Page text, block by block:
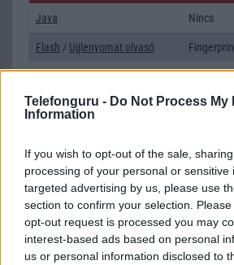
Telefonguru - Do Not Process My
Information
If you wish to opt-out of the sale,
processing of your personal or sensitive
targeted advertising by us, please use
section to confirm your selection.
opt-out request is processed you may
interest-based ads based on personal
us or personal information disclosed to
Java Nincs
Flash / Ujjlenyomat olvasó
SNS integráció alap
Organizer alap
Office alkalmazások alap
Iránytũ ecompass
Extrák Nincs
EGYÉB